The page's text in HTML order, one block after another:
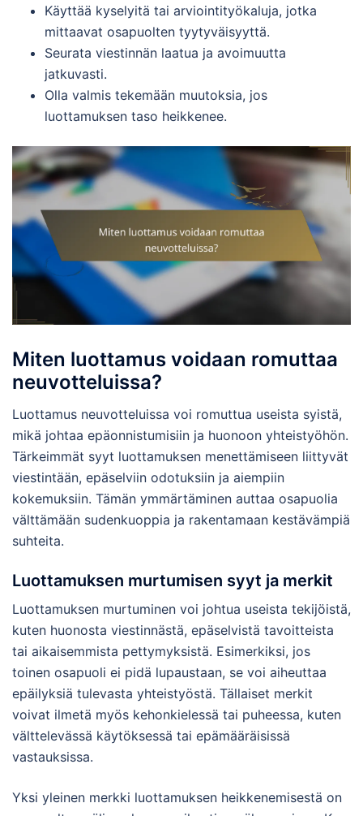
Käyttää kyselyitä tai arviointityökaluja, jotka
mittaavat osapuolten tyytyväisyyttä.
Seurata viestinnän laatua ja avoimuutta
jatkuvasti.
Olla valmis tekemään muutoksia, jos
luottamuksen taso heikkenee.
Miten luottamus voidaan romuttaa
neuvotteluissa?
Luottamus neuvotteluissa voi romuttua useista syistä,
mikä johtaa epäonnistumisiin ja huonoon yhteistyöhön.
Tärkeimmät syyt luottamuksen menettämiseen liittyvät
viestintään, epäselviin odotuksiin ja aiempiin
kokemuksiin. Tämän ymmärtäminen auttaa osapuolia
välttämään sudenkuoppia ja rakentamaan kestävämpiä
suhteita.
Luottamuksen murtumisen syyt ja merkit
Luottamuksen murtuminen voi johtua useista tekijöistä,
kuten huonosta viestinnästä, epäselvistä tavoitteista
tai aikaisemmista pettymyksistä. Esimerkiksi, jos
toinen osapuoli ei pidä lupaustaan, se voi aiheuttaa
epäilyksiä tulevasta yhteistyöstä. Tällaiset merkit
voivat ilmetä myös kehonkielessä tai puheessa, kuten
välttelevässä käytöksessä tai epämääräisissä
vastauksissa.
Yksi yleinen merkki luottamuksen heikkenemisestä on